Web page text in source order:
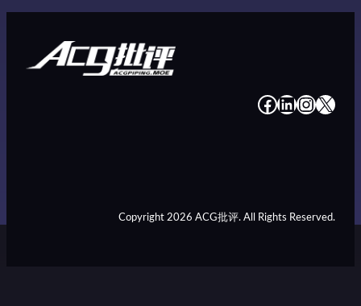
# # # #
Copyright 2026 ACG批评. All Rights Reserved.